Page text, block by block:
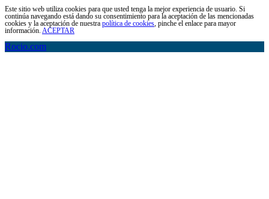
Este sitio web utiliza cookies para que usted tenga la mejor experiencia de usuario. Si
continúa navegando está dando su consentimiento para la aceptación de las mencionadas
cookies y la aceptación de nuestra política de cookies , pinche el enlace para mayor
información. ACEPTAR
Rocio.com